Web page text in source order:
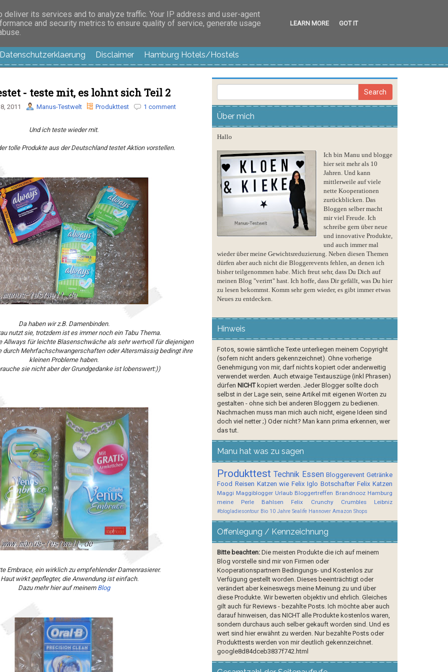
außer langweilig
Datenschutzerklaerung Disclaimer Hamburg Hotels/Hostels
- teste mit, es lohnt sich Teil 2
2011 Manus-Testwelt Produkttest 1 comment
Und ich teste wieder mit.
tolle Produkte aus der Deutschland testet Aktion vorstellen.
Da haben wir z.B. Damenbinden.
nutzt sie, trotzdem ist es immer noch ein Tabu Thema.
Allways für leichte Blasenschwäche als sehr wertvoll für diejenigen
durch Mehrfachschwangerschaften oder Altersmässig bedingt ihre
kleinen Probleme haben.
sie nicht aber der Grundgedanke ist lobenswert:))
Embrace, ein wirklich zu empfehlender Damenrasierer.
wirkt gepflegter, die Anwendung ist einfach.
Dazu mehr hier auf meinem Blog
Über mich
Hallo
Ich bin Manu und blogge
hier seit mehr als 10
Jahren. Und kann
mittlerweile auf viele
nette Kooperationen
zurückblicken. Das
Bloggen selber macht
mir viel Freude. Ich
schreibe gern über neue
und innovative Produkte,
und auch immer mal
wieder über meine Gewichtsreduzierung. Neben diesen Themen
dürfen aber auch nicht die Bloggerevents fehlen, an denen ich
bisher teilgenommen habe. Mich freut sehr, dass Du Dich auf
meinen Blog "verirrt" hast. Ich hoffe, dass Dir gefällt, was Du hier
zu lesen bekommst. Komm sehr gern wieder, es gibt immer etwas
Neues zu entdecken.
Hinweis
Fotos, sowie sämtliche Texte unterliegen meinem Copyright
(sofern nicht anders gekennzeichnet). Ohne vorherige
Genehmigung von mir, darf nichts kopiert oder anderweitig
verwendet werden. Auch etwaige Textauszüge (inkl Phrasen)
dürfen NICHTkopiert werden. Jeder Blogger sollte doch
selbst in der Lage sein, seine Artikel mit eigenen Worten zu
gestalten - ohne sich bei anderen Bloggern zu bedienen.
Nachmachen muss man mich auch nicht, eigene Ideen sind
doch viel netter ;) Oder nicht? Man kann prima erkennen, wer
das tut.
Manu hat was zu sagen
Produkttest Technik Essen Bloggerevent Getränke
Food Reisen Katzen wie Felix Iglo Botschafter Felix Katzen
Maggi Maggiblogger Urlaub Bloggertreffen Brandnooz Hamburg
meine Perle
Bahlsen Felix Crunchy Crumbles Leibniz
#blogladiesontour Bio 10 Jahre Sealife Hannover Amazon Shops
Offenlegung / Kennzeichnung
Bitte beachten:Die meisten Produkte die ich auf meinem
Blog vorstelle sind mir von Firmen oder
Kooperationspartnern Bedingungs- und Kostenlos zur
Verfügung gestellt worden. Dieses beeinträchtigt oder
verändert aber keineswegs meine Meinung zu und über
diese Produkte. Wir bewerten objektiv und ehrlich. Gleiches
gilt auch für Reviews - bezahlte Posts. Ich möchte aber auch
darauf hinweisen, das NICHT alle Produkte kostenlos waren,
sondern durchaus auch selber gekauft worden sind. Und es
wert sind hier erwähnt zu werden. Nur bezahlte Posts oder
Produkttests werden von mir deutlich gekennzeichnet.
google8d84dceb3837f742.html
its services and to analyze traffic. Your IP address and user-agent
and security metrics to ensure quality of service, generate usage
LEARN MORE GOT IT